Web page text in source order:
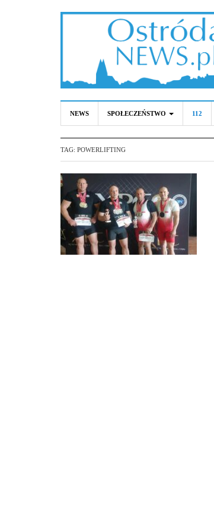
NEWS SPOŁECZEŃSTWO 112
TAG: POWERLIFTING